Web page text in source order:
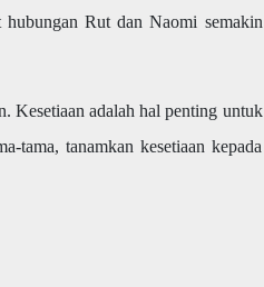
hubungan Rut dan Naomi semakin
Kesetiaan adalah hal penting untuk
tama, tanamkan kesetiaan kepada